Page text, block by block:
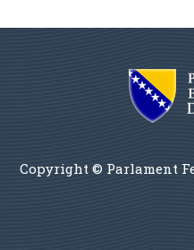
Copyright © Parlament